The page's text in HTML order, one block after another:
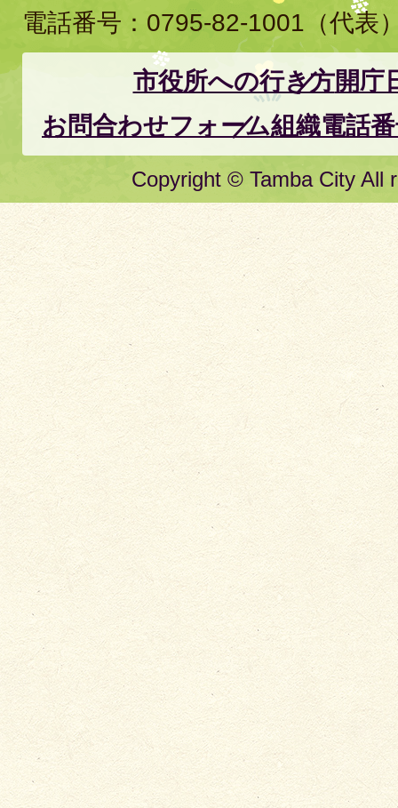
電話番号： 0795-82-1001 （代表
市役所への行き方開庁
お問合わせフォーム組織電話
Copyright © Tamba City All